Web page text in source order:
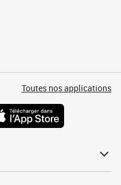
Toutes nos applications